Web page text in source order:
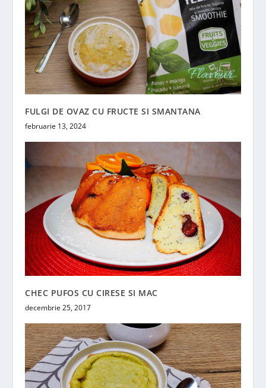
FULGI DE OVAZ CU FRUCTE SI SMANTANA
februarie 13, 2024
CHEC PUFOS CU CIRESE SI MAC
decembrie 25, 2017